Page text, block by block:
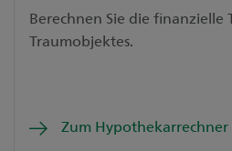
Berechnen Sie die finanzielle
Traumobjektes.
Zum Hypothekarrechner